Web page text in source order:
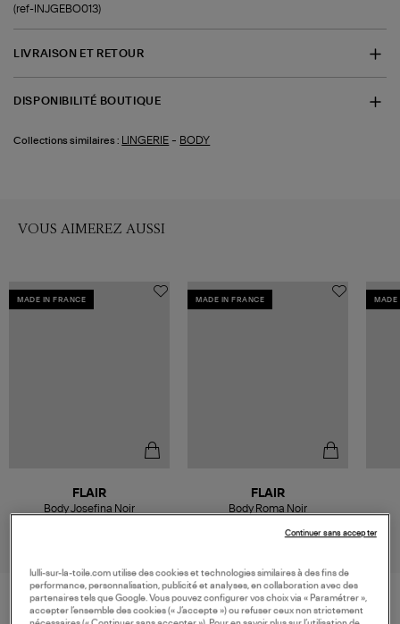
(ref-INJGEBO013)
LIVRAISON ET RETOUR
DISPONIBILITÉ BOUTIQUE
Collections similaires : LINGERIE - BODY
VOUS AIMEREZ AUSSI
MADE IN FRANCE
FLAIR
Body Josefina Noir
MADE IN FRANCE
FLAIR
Body Roma Noir
MADE
lulli-sur-la-toile.com utilise des cookies et technologies similaires à des fins de
performance, personnalisation, publicité et analyses, en collaboration avec des
partenaires tels que Google. Vous pouvez configurer vos choix via « Paramétrer »,
accepter l’ensemble des cookies (« J’accepte ») ou refuser ceux non strictement
Continuer sans accepter